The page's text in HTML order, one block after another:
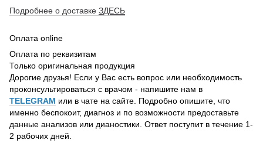
Подробнее о доставке ЗДЕСЬ
Оплата online
Оплата по реквизитам
Только оригинальная продукция
Дорогие друзья! Если у Вас есть вопрос или необходимость
проконсультироваться с врачом - напишите нам в
TELEGRAM или в чате на сайте. Подробно опишите, что
именно беспокоит, диагноз и по возможности предоставьте
данные анализов или дианостики. Ответ поступит в течение 1-
2 рабочих дней.